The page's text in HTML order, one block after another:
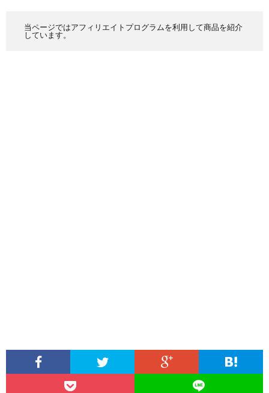
当ページではアフィリエイトプログラムを利用して商品を紹介
しています。